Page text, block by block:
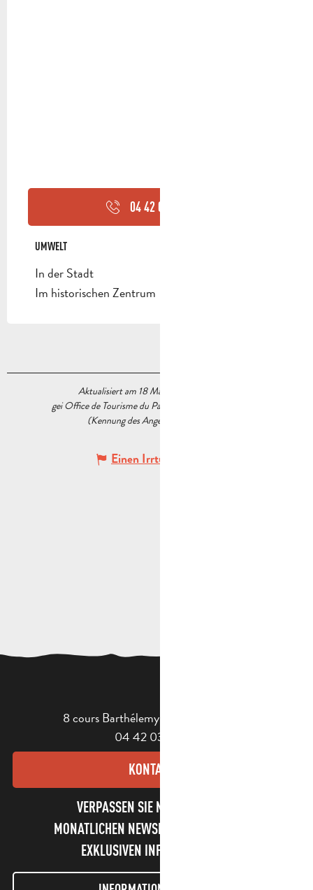
04 42 03 49
UMWELT
UMWELT
In der Stadt
Im historischen Zentrum
Aktualisiert am 18 März 2026 Um 15:45
gei Office de Tourisme du Pays d’Aubagne et de l’Étoile
(Kennung des Angebots :
Einen Irrtum angeben
8 cours Barthélemy - 13400 Aubagne
04 42 03 49 98
KONTAKT
VERPASSEN SIE NICHT UNSEREN
MONATLICHEN NEWSLETTER UND UNSERE
EXKLUSIVEN INFORMATIONEN!